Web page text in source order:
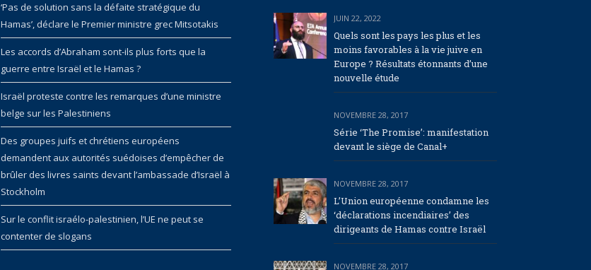
‘Pas de solution sans la défaite stratégique du
Hamas’, déclare le Premier ministre grec Mitsotakis
Les accords d’Abraham sont-ils plus forts que la
guerre entre Israël et le Hamas ?
Israël proteste contre les remarques d’une ministre
belge sur les Palestiniens
Des groupes juifs et chrétiens européens
demandent aux autorités suédoises d’empêcher de
brûler des livres saints devant l’ambassade d’Israël à
Stockholm
Sur le conflit israélo-palestinien, l’UE ne peut se
contenter de slogans
JUIN 22, 2022
Quels sont les pays les plus et les
moins favorables à la vie juive en
Europe ? Résultats étonnants d’une
nouvelle étude
NOVEMBRE 28, 2017
Série ‘The Promise’: manifestation
devant le siège de Canal+
NOVEMBRE 28, 2017
L’Union européenne condamne les
‘déclarations incendiaires’ des
dirigeants de Hamas contre Israël
NOVEMBRE 28, 2017